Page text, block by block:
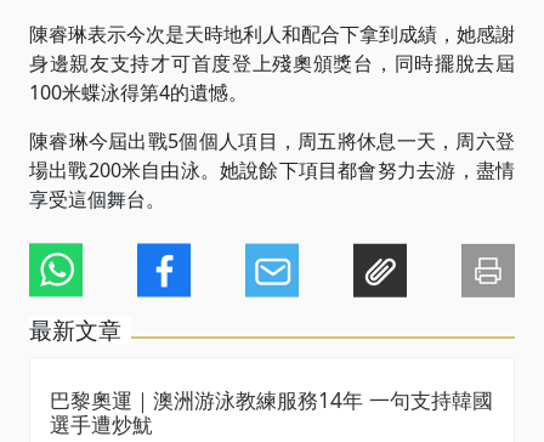
陳睿琳表示今次是天時地利人和配合下拿到成績，她感謝
身邊親友支持才可首度登上殘奧頒獎台，同時擺脫去屆
100米蝶泳得第4的遺憾。
陳睿琳今屆出戰5個個人項目，周五將休息一天，周六登
場出戰200米自由泳。她說餘下項目都會努力去游，盡情
享受這個舞台。
最新文章
巴黎奧運｜澳洲游泳教練服務14年 一句支持韓國
選手遭炒魷